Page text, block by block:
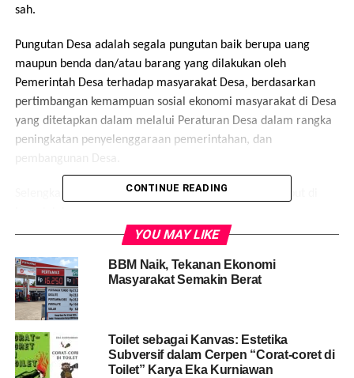
sah.
Pungutan Desa adalah segala pungutan baik berupa uang
maupun benda dan/atau barang yang dilakukan oleh
Pemerintah Desa terhadap masyarakat Desa, berdasarkan
pertimbangan kemampuan sosial ekonomi masyarakat di Desa
yang ditetapkan dalam melalui Peraturan Desa dalam rangka
peningkatan penyelenggaraan pemerintahan, dan
Selengkapnya silahkan unduh peraturan daerah tersebut di
CONTINUE READING
YOU MAY LIKE
BBM Naik, Tekanan Ekonomi
Masyarakat Semakin Berat
Toilet sebagai Kanvas: Estetika
Subversif dalam Cerpen “Corat-coret di
Toilet” Karya Eka Kurniawan